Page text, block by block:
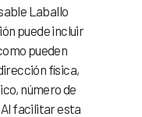
Laballo
puede incluir
pueden
física,
número de
facilitar esta